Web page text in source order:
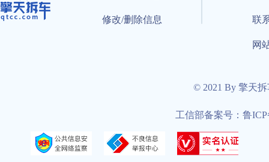
修改/删除信息 联
网
© 2021 By 擎天
工信部备案号：鲁